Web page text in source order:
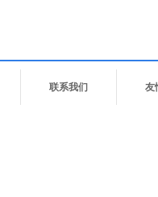
联系我们 友